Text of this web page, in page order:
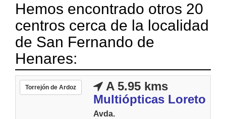
Hemos encontrado otros 20
centros cerca de la localidad
de San Fernando de
Henares:
Torrejón de Ardoz
A 5.95 kms
Multiópticas Loreto
Avda.